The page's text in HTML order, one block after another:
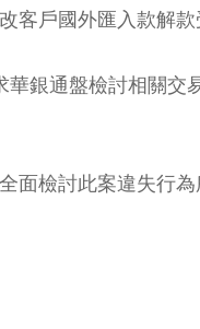
客戶國外匯入款解款
銀通盤檢討相關
面檢討此案違失行